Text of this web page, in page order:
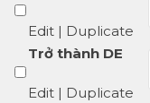
Edit | Duplicate
Trở thành DE
Edit | Duplicate